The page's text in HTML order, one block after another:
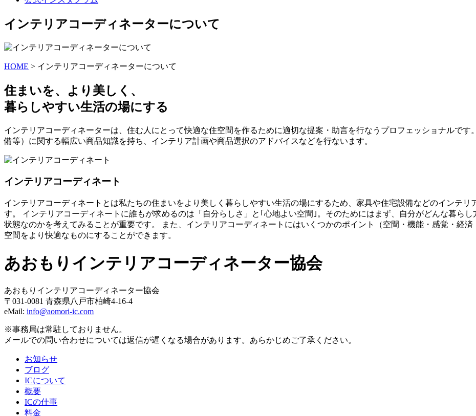
インテリアコーディネーターについて
HOME > インテリアコーディネーターについて
住まいを、より美しく、
暮らしやすい生活の場にする
インテリアコーディネーターは、住む人にとって快適な住空間を作るために適切な提案・助言を行なうプロフェッショナルで
備等）に関する幅広い商品知識を持ち、インテリア計画や商品選択のアドバイスなどを行ないます。
インテリアコーディネート
インテリアコーディネートとは私たちの住まいをより美しく暮らしやすい生活の場にするため、家具や住宅設備などのインテ
す。 インテリアコーディネートに誰もが求めるのは「自分らしさ」と｢心地よい空間｣。そのためにはまず、自分がどんな暮ら
状態なのかを考えてみることが重要です。 また、インテリアコーディネートにはいくつかのポイント（空間・機能・感覚・経
空間をより快適なものにすることができます。
あおもりインテリアコーディネーター協会
あおもりインテリアコーディネーター協会
〒031-0081 青森県八戸市柏崎4-16-4
eMail: info@aomori-ic.com
※事務局は常駐しておりません。
メールでの問い合わせについては返信が遅くなる場合があります。あらかじめご了承ください。
お知らせ
ブログ
ICについて
概要
ICの仕事
料金